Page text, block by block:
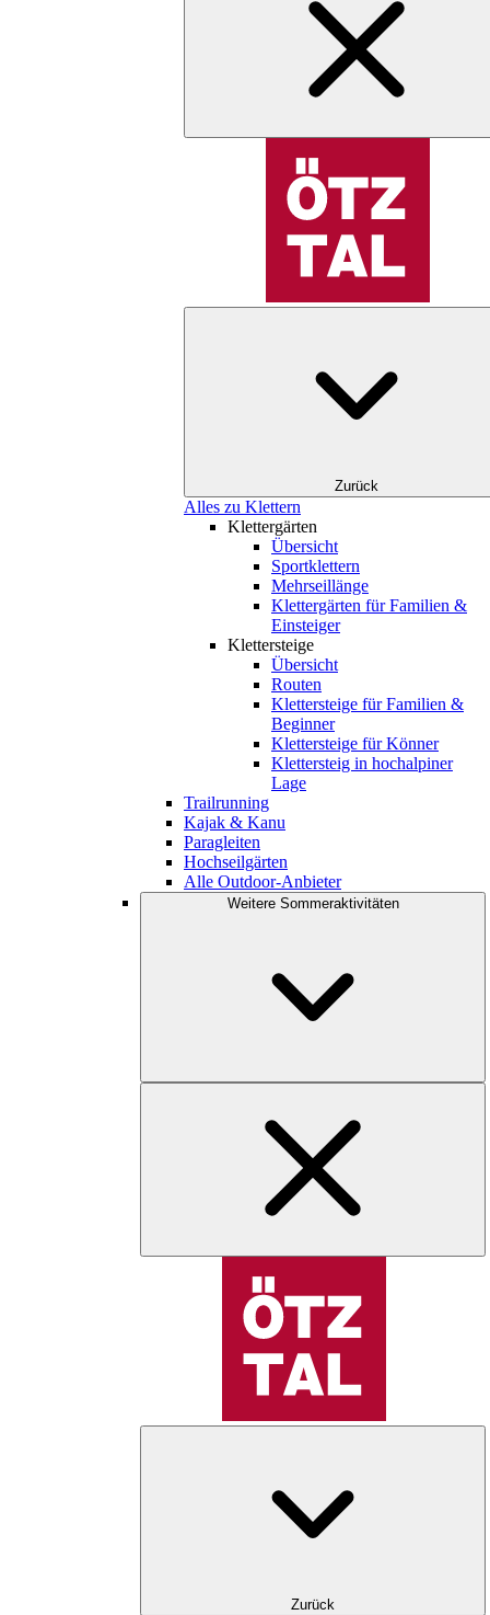
Zurück
Alles zu Klettern
Klettergärten
Übersicht
Sportklettern
Mehrseillänge
Klettergärten für Familien &
Einsteiger
Klettersteige
Übersicht
Routen
Klettersteige für Familien &
Beginner
Klettersteige für Könner
Klettersteig in hochalpiner
Lage
Trailrunning
Kajak & Kanu
Paragleiten
Hochseilgärten
Alle Outdoor-Anbieter
Weitere Sommeraktivitäten
Zurück